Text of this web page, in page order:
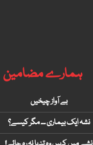
ہمارے مضامین
بے آواز چیخیں
نشہ ایک بیماری ۔۔ مگر کیسے؟